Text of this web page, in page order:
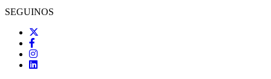
SEGUINOS